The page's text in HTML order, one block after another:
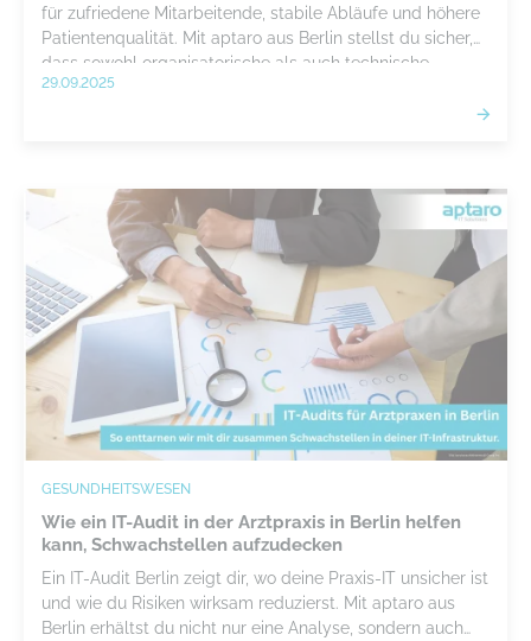
für zufriedene Mitarbeitende, stabile Abläufe und höhere
Patientenqualität. Mit aptaro aus Berlin stellst du sicher,
dass sowohl organisatorische als auch technische
Aspekte reibungslos ineinandergreifen.
29.09.2025
GESUNDHEITSWESEN
Wie ein IT-Audit in der Arztpraxis in Berlin helfen
kann, Schwachstellen aufzudecken
Ein IT-Audit Berlin zeigt dir, wo deine Praxis-IT unsicher ist
und wie du Risiken wirksam reduzierst. Mit aptaro aus
Berlin erhältst du nicht nur eine Analyse, sondern auch